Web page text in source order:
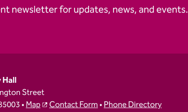
newsletter for updates, news, and events.
Street
•Map Contact Form•Phone Directory